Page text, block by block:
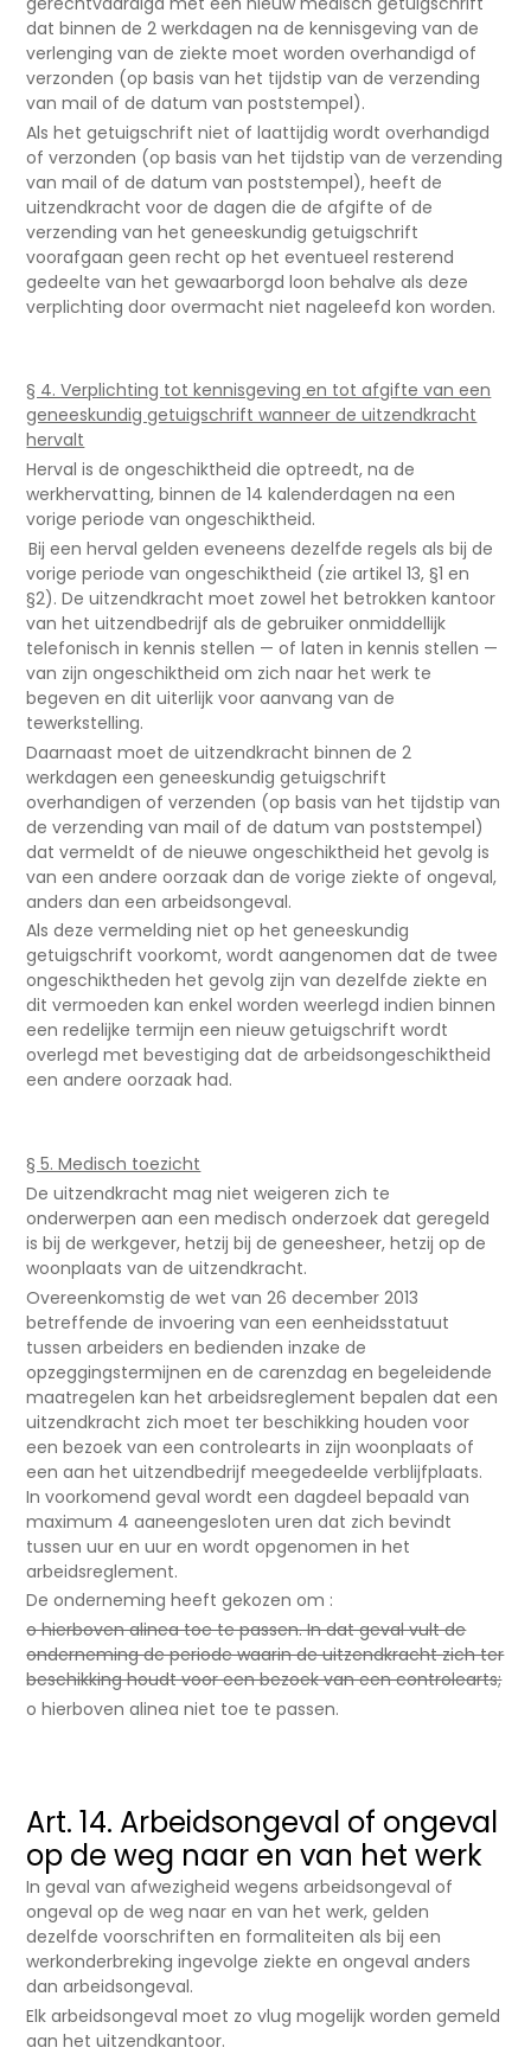
dat binnen de 2 werkdagen na de kennisgeving van de
verlenging van de ziekte moet worden overhandigd of
verzonden (op basis van het tijdstip van de verzending
van mail of de datum van poststempel).
Als het getuigschrift niet of laattijdig wordt overhandigd
of verzonden (op basis van het tijdstip van de verzending
van mail of de datum van poststempel), heeft de
uitzendkracht voor de dagen die de afgifte of de
verzending van het geneeskundig getuigschrift
voorafgaan geen recht op het eventueel resterend
gedeelte van het gewaarborgd loon behalve als deze
verplichting door overmacht niet nageleefd kon worden.
§ 4. Verplichting tot kennisgeving en tot afgifte van een
geneeskundig getuigschrift wanneer de uitzendkracht
hervalt
Herval is de ongeschiktheid die optreedt, na de
werkhervatting, binnen de 14 kalenderdagen na een
vorige periode van ongeschiktheid.
Bij een herval gelden eveneens dezelfde regels als bij de
vorige periode van ongeschiktheid (zie artikel 13, §1 en
§2). De uitzendkracht moet zowel het betrokken kantoor
van het uitzendbedrijf als de gebruiker onmiddellijk
telefonisch in kennis stellen — of laten in kennis stellen —
van zijn ongeschiktheid om zich naar het werk te
begeven en dit uiterlijk voor aanvang van de
tewerkstelling.
Daarnaast moet de uitzendkracht binnen de 2
werkdagen een geneeskundig getuigschrift
overhandigen of verzenden (op basis van het tijdstip van
de verzending van mail of de datum van poststempel)
dat vermeldt of de nieuwe ongeschiktheid het gevolg is
van een andere oorzaak dan de vorige ziekte of ongeval,
anders dan een arbeidsongeval.
Als deze vermelding niet op het geneeskundig
getuigschrift voorkomt, wordt aangenomen dat de twee
ongeschiktheden het gevolg zijn van dezelfde ziekte en
dit vermoeden kan enkel worden weerlegd indien binnen
een redelijke termijn een nieuw getuigschrift wordt
overlegd met bevestiging dat de arbeidsongeschiktheid
een andere oorzaak had.
§ 5. Medisch toezicht
De uitzendkracht mag niet weigeren zich te
onderwerpen aan een medisch onderzoek dat geregeld
is bij de werkgever, hetzij bij de geneesheer, hetzij op de
woonplaats van de uitzendkracht.
Overeenkomstig de wet van 26 december 2013
betreffende de invoering van een eenheidsstatuut
tussen arbeiders en bedienden inzake de
opzeggingstermijnen en de carenzdag en begeleidende
maatregelen kan het arbeidsreglement bepalen dat een
uitzendkracht zich moet ter beschikking houden voor
een bezoek van een controlearts in zijn woonplaats of
een aan het uitzendbedrijf meegedeelde verblijfplaats.
In voorkomend geval wordt een dagdeel bepaald van
maximum 4 aaneengesloten uren dat zich bevindt
tussen uur en uur en wordt opgenomen in het
arbeidsreglement.
De onderneming heeft gekozen om :
o hierboven alinea toe te passen. In dat geval vult de
onderneming de periode waarin de uitzendkracht zich ter
beschikking houdt voor een bezoek van een controlearts;
o hierboven alinea niet toe te passen.
Art. 14. Arbeidsongeval of ongeval
op de weg naar en van het werk
In geval van afwezigheid wegens arbeidsongeval of
ongeval op de weg naar en van het werk, gelden
dezelfde voorschriften en formaliteiten als bij een
werkonderbreking ingevolge ziekte en ongeval anders
dan arbeidsongeval.
Elk arbeidsongeval moet zo vlug mogelijk worden gemeld
aan het uitzendkantoor.